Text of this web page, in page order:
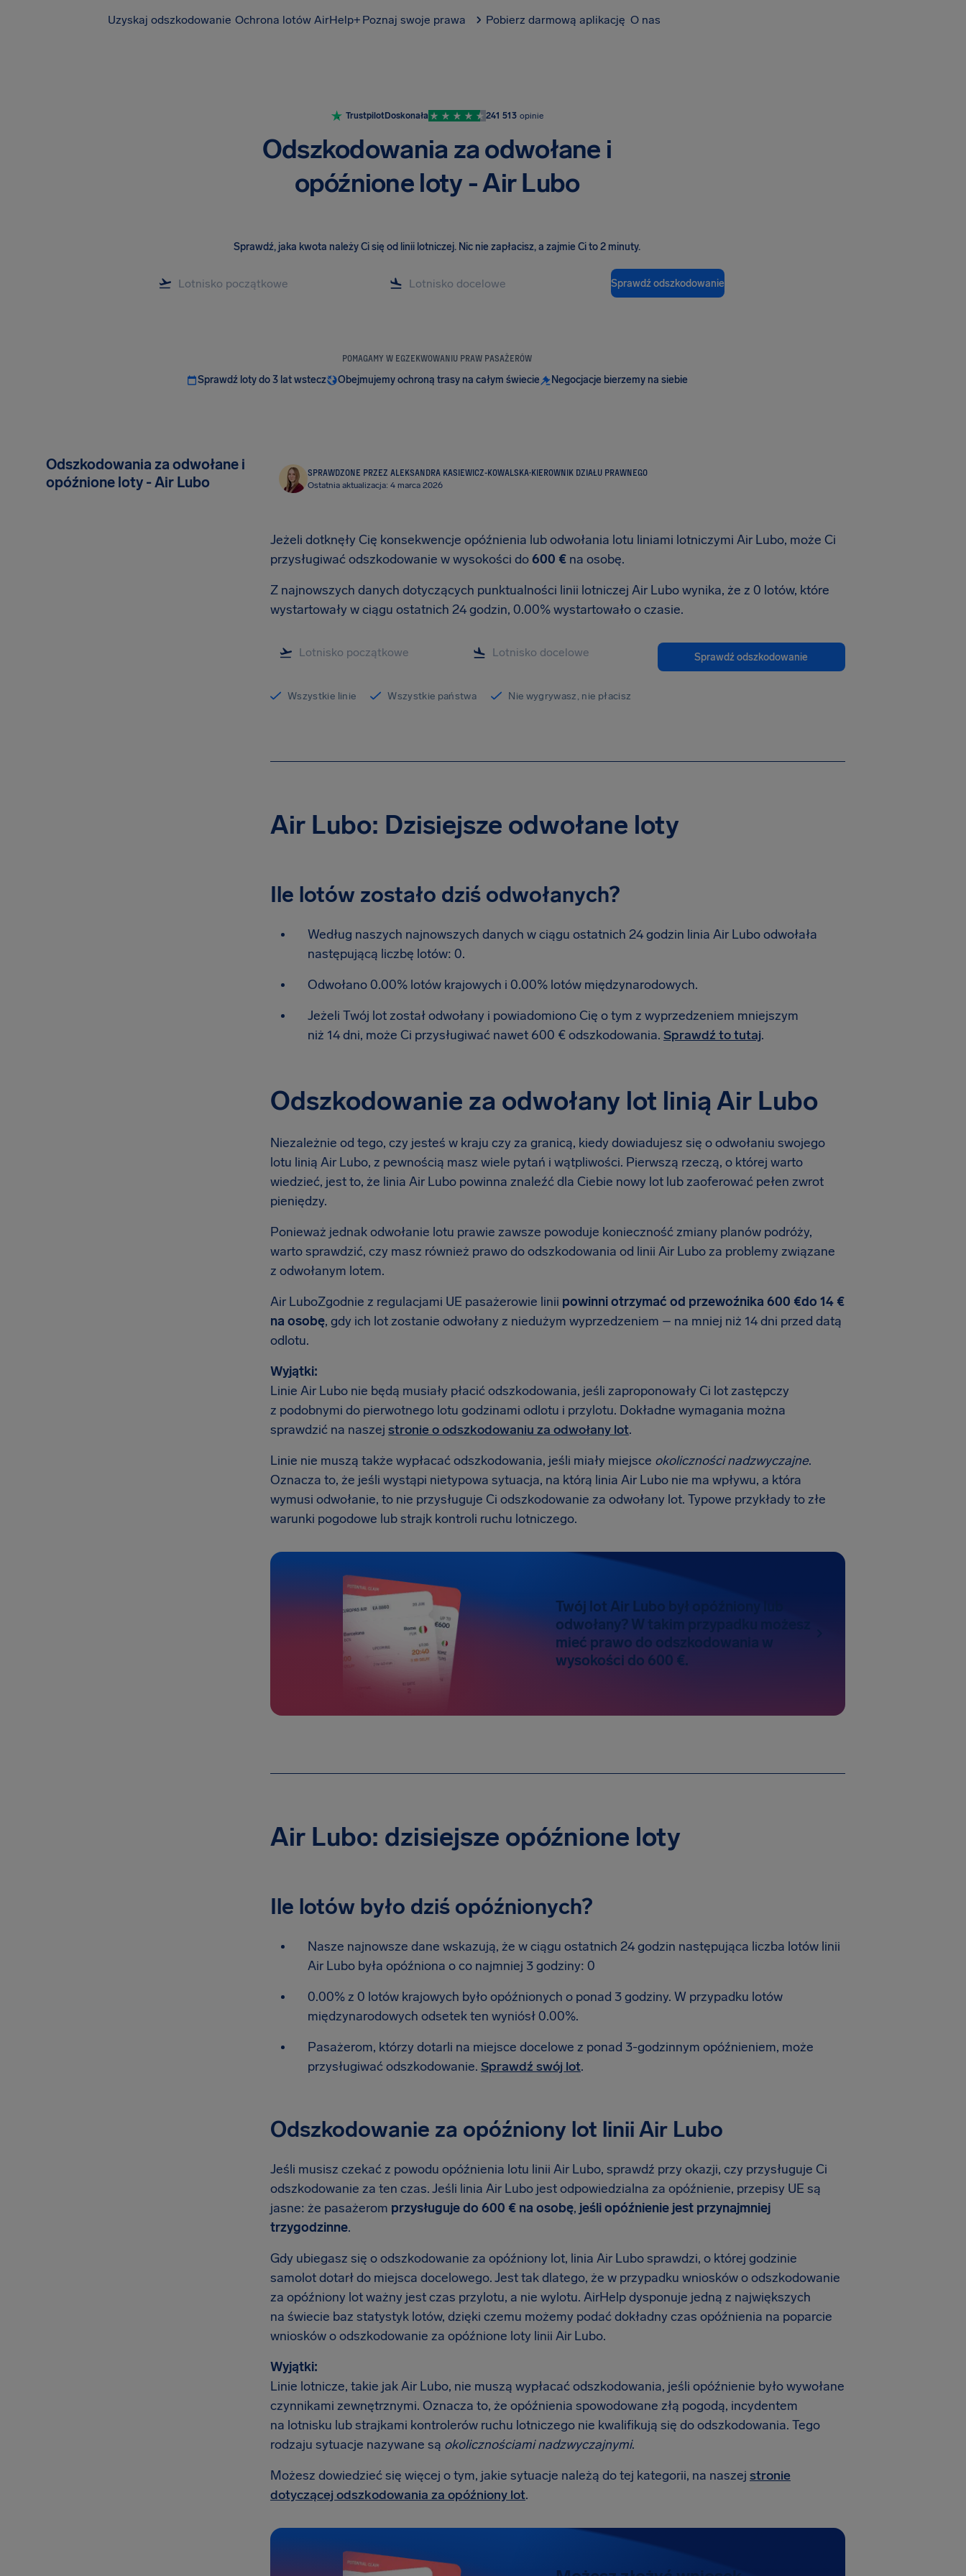
Uzyskaj odszkodowanie Ochrona lotów AirHelp+ Poznaj swoje prawa Pobierz darmową aplikację O nas
TrustpilotDoskonała 241 513 opinie
Odszkodowania za odwołane i
opóźnione loty - Air Lubo
Sprawdź, jaka kwota należy Ci się od linii lotniczej. Nic nie zapłacisz, a zajmie Ci to 2 minuty.
Sprawdź odszkodowanie
POMAGAMY W EGZEKWOWANIU PRAW PASAŻERÓW
Sprawdź loty do 3 lat wstecz Obejmujemy ochroną trasy na całym świecie Negocjacje bierzemy na siebie
Odszkodowania za odwołane i
opóźnione loty - Air Lubo
SPRAWDZONE PRZEZ ALEKSANDRA KASIEWICZ-KOWALSKA·KIEROWNIK DZIAŁU PRAWNEGO
Ostatnia aktualizacja: 4 marca 2026
Jeżeli dotknęły Cię konsekwencje opóźnienia lub odwołania lotu liniami lotniczymi Air Lubo, może Ci
przysługiwać odszkodowanie w wysokości do600 € na osobę.
Z najnowszych danych dotyczących punktualności linii lotniczej Air Lubo wynika, że z 0 lotów, które
wystartowały w ciągu ostatnich 24 godzin, 0.00% wystartowało o czasie.
Sprawdź odszkodowanie
Wszystkie linie Wszystkie państwa Nie wygrywasz, nie płacisz
Air Lubo: Dzisiejsze odwołane loty
Ile lotów zostało dziś odwołanych?
Według naszych najnowszych danych w ciągu ostatnich 24 godzin linia Air Lubo odwołała
następującą liczbę lotów: 0.
Odwołano 0.00% lotów krajowych i 0.00% lotów międzynarodowych.
Jeżeli Twój lot został odwołany i powiadomiono Cię o tym z wyprzedzeniem mniejszym
niż 14 dni, może Ci przysługiwać nawet 600 € odszkodowania. Sprawdź to tutaj.
Odszkodowanie za odwołany lot linią Air Lubo
Niezależnie od tego, czy jesteś w kraju czy za granicą, kiedy dowiadujesz się o odwołaniu swojego
lotu linią Air Lubo, z pewnością masz wiele pytań i wątpliwości. Pierwszą rzeczą, o której warto
wiedzieć, jest to, że linia Air Lubo powinna znaleźć dla Ciebie nowy lot lub zaoferować pełen zwrot
pieniędzy.
Ponieważ jednak odwołanie lotu prawie zawsze powoduje konieczność zmiany planów podróży,
warto sprawdzić, czy masz również prawo do odszkodowania od linii Air Lubo za problemy związane
z odwołanym lotem.
Air LuboZgodnie z regulacjami UE pasażerowie linii powinni otrzymać od przewoźnika 600 €do 14 €
na osobę, gdy ich lot zostanie odwołany z niedużym wyprzedzeniem – na mniej niż 14 dni przed datą
odlotu.
Wyjątki:
Linie Air Lubo nie będą musiały płacić odszkodowania, jeśli zaproponowały Ci lot zastępczy
z podobnymi do pierwotnego lotu godzinami odlotu i przylotu. Dokładne wymagania można
sprawdzić na naszej stronie o odszkodowaniu za odwołany lot.
Linie nie muszą także wypłacać odszkodowania, jeśli miały miejsce okoliczności nadzwyczajne.
Oznacza to, że jeśli wystąpi nietypowa sytuacja, na którą linia Air Lubo nie ma wpływu, a która
wymusi odwołanie, to nie przysługuje Ci odszkodowanie za odwołany lot. Typowe przykłady to złe
warunki pogodowe lub strajk kontroli ruchu lotniczego.
Twój lot Air Lubo był opóźniony lub
odwołany? W takim przypadku możesz
mieć prawo do odszkodowania w
wysokości do 600 €.
Air Lubo: dzisiejsze opóźnione loty
Ile lotów było dziś opóźnionych?
Nasze najnowsze dane wskazują, że w ciągu ostatnich 24 godzin następująca liczba lotów linii
Air Lubo była opóźniona o co najmniej 3 godziny: 0
0.00% z 0 lotów krajowych było opóźnionych o ponad 3 godziny. W przypadku lotów
międzynarodowych odsetek ten wyniósł 0.00%.
Pasażerom, którzy dotarli na miejsce docelowe z ponad 3-godzinnym opóźnieniem, może
przysługiwać odszkodowanie. Sprawdź swój lot.
Odszkodowanie za opóźniony lot linii Air Lubo
Jeśli musisz czekać z powodu opóźnienia lotu linii Air Lubo, sprawdź przy okazji, czy przysługuje Ci
odszkodowanie za ten czas. Jeśli linia Air Lubo jest odpowiedzialna za opóźnienie, przepisy UE są
jasne: że pasażerom przysługuje do 600 € na osobę, jeśli opóźnienie jest przynajmniej
trzygodzinne.
Gdy ubiegasz się o odszkodowanie za opóźniony lot, linia Air Lubo sprawdzi, o której godzinie
samolot dotarł do miejsca docelowego. Jest tak dlatego, że w przypadku wniosków o odszkodowanie
za opóźniony lot ważny jest czas przylotu, a nie wylotu. AirHelp dysponuje jedną z największych
na świecie baz statystyk lotów, dzięki czemu możemy podać dokładny czas opóźnienia na poparcie
wniosków o odszkodowanie za opóźnione loty linii Air Lubo.
Wyjątki:
Linie lotnicze, takie jak Air Lubo, nie muszą wypłacać odszkodowania, jeśli opóźnienie było wywołane
czynnikami zewnętrznymi. Oznacza to, że opóźnienia spowodowane złą pogodą, incydentem
na lotnisku lub strajkami kontrolerów ruchu lotniczego nie kwalifikują się do odszkodowania. Tego
rodzaju sytuacje nazywane są okolicznościami nadzwyczajnymi.
Możesz dowiedzieć się więcej o tym, jakie sytuacje należą do tej kategorii, na naszej stronie
dotyczącej odszkodowania za opóźniony lot.